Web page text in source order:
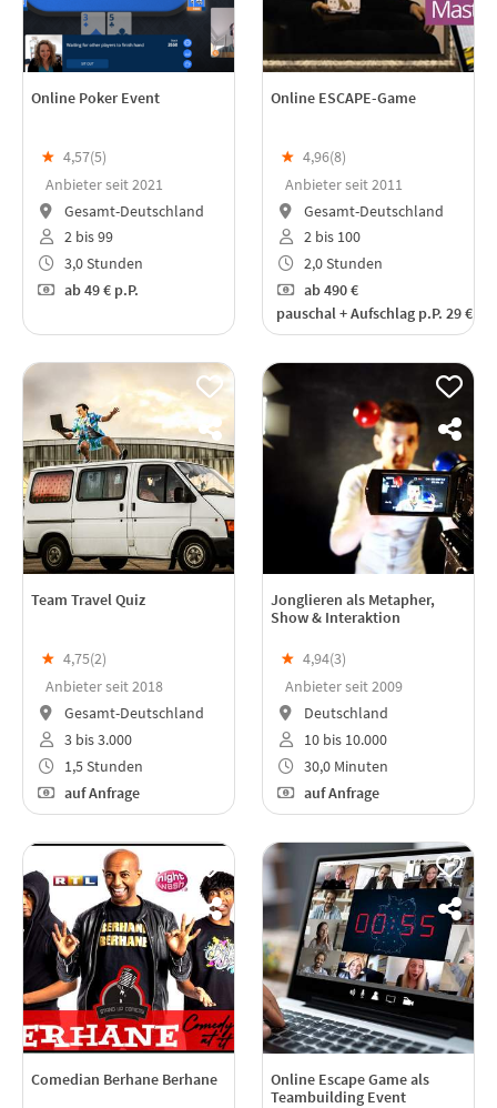
Online Poker Event
★ 4,57(5)
Anbieter seit 2021
Gesamt-Deutschland
2 bis 99
3,0 Stunden
ab49 € p.P.
Online ESCAPE-Game
★ 4,96(8)
Anbieter seit 2011
Gesamt-Deutschland
2 bis 100
2,0 Stunden
ab490 €
pauschal + Aufschlag p.P. 29 €
Team Travel Quiz
★ 4,75(2)
Anbieter seit 2018
Gesamt-Deutschland
3 bis 3.000
1,5 Stunden
auf Anfrage
Jonglieren als Metapher,
Show & Interaktion
★ 4,94(3)
Anbieter seit 2009
Deutschland
10 bis 10.000
30,0 Minuten
auf Anfrage
Comedian Berhane Berhane
Online Escape Game als
Teambuilding Event